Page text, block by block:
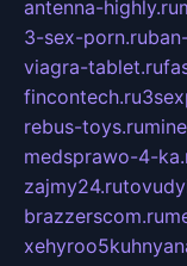
antenna-highly.ru
3-sex-porn.ru
viagra-tablet.ru
fincontech.ru
rebus-toys.ru
medsprawo-4-
zajmy24.ru
brazzerscom.ru